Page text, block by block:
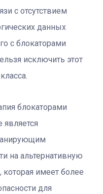
с отсутствием
данных
с блокаторами
исключить этот
блокаторами
является
на альтернативную
имеет более
для